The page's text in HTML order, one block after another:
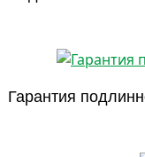
Гарантия